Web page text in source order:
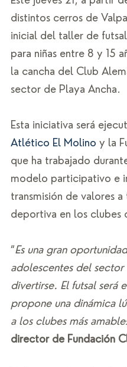
distintos cerros de
inicial del taller de
para niñas entre 8 y 15
la cancha del Club
sector de Playa Ancha.
Esta iniciativa será
Atlético El Molino y la
que ha trabajado
modelo participativo e
transmisión de valores
deportiva en los clubes
“Es una gran
adolescentes del
divertirse. El futsal será
propone una dinámica
a los clubes más
director de Fundación